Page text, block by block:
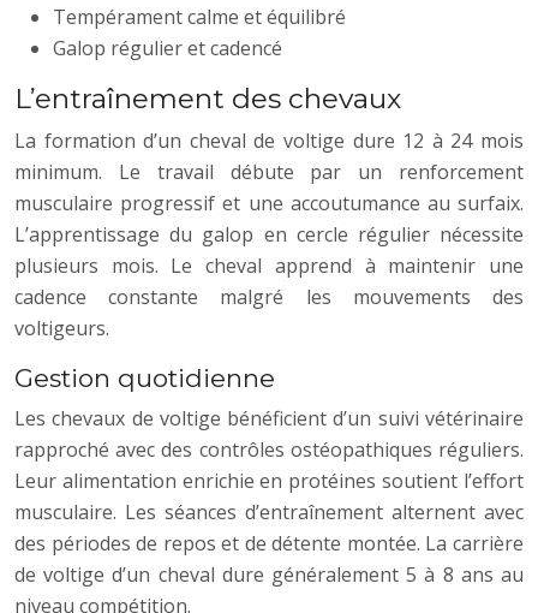
Tempérament calme et équilibré
Galop régulier et cadencé
L’entraînement des chevaux
La formation d’un cheval de voltige dure 12 à 24 mois
minimum. Le travail débute par un renforcement
musculaire progressif et une accoutumance au surfaix.
L’apprentissage du galop en cercle régulier nécessite
plusieurs mois. Le cheval apprend à maintenir une
cadence constante malgré les mouvements des
voltigeurs.
Gestion quotidienne
Les chevaux de voltige bénéficient d’un suivi vétérinaire
rapproché avec des contrôles ostéopathiques réguliers.
Leur alimentation enrichie en protéines soutient l’effort
musculaire. Les séances d’entraînement alternent avec
des périodes de repos et de détente montée. La carrière
de voltige d’un cheval dure généralement 5 à 8 ans au
niveau compétition.